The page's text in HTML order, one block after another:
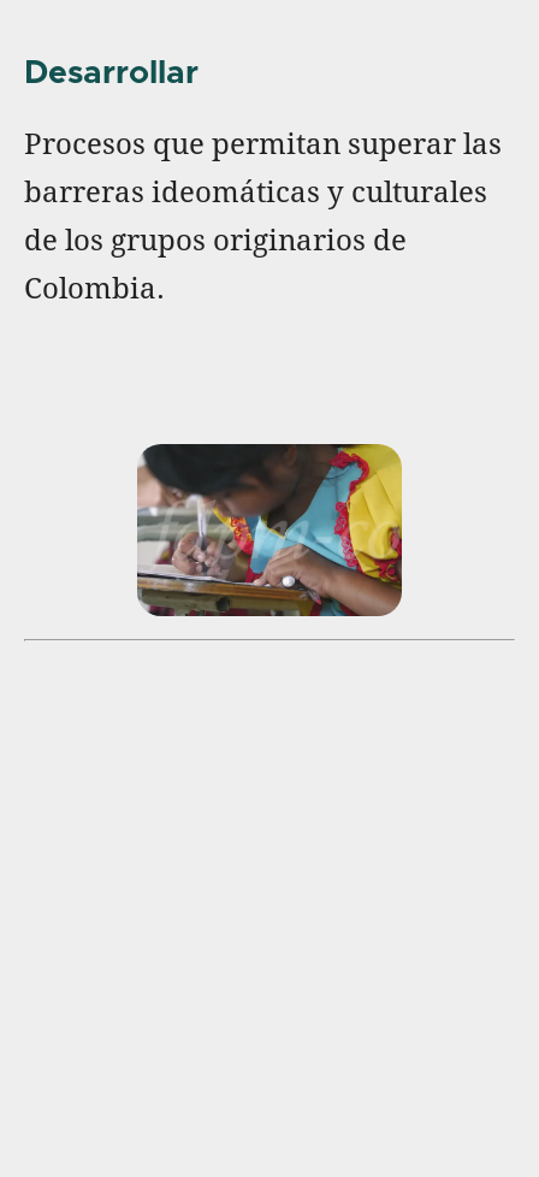
Desarrollar
Procesos que permitan superar las
barreras ideomáticas y culturales
de los grupos originarios de
Colombia.